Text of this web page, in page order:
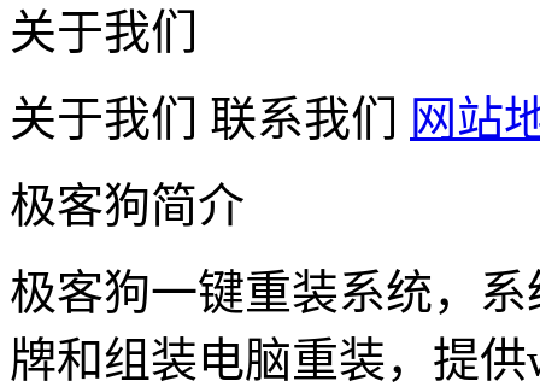
关于我们
关于我们
联系我们
网站
极客狗简介
极客狗一键重装系统，
牌和组装电脑重装，提